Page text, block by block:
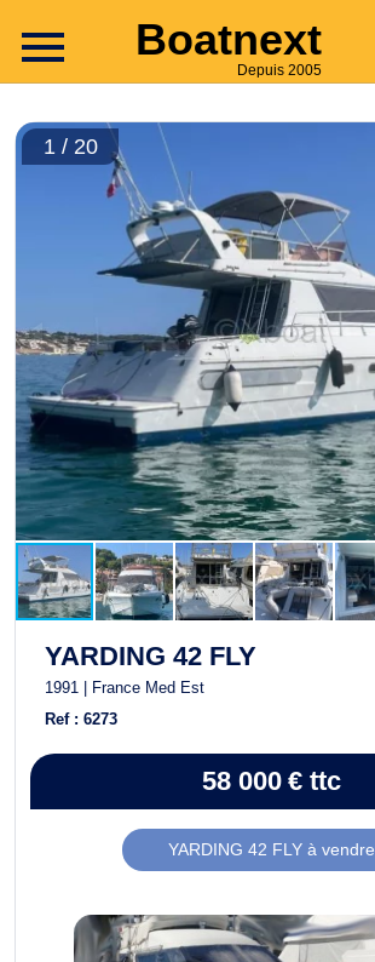
Boatnext
Depuis 2005
1 / 20
YARDING 42 FLY
1991 | France Med Est
Ref : 6273
58 000 €ttc
YARDING 42 FLY à vendre